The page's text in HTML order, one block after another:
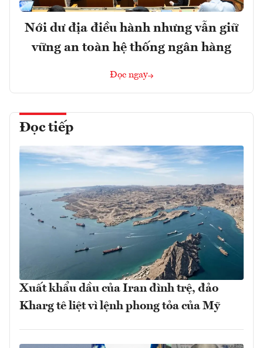
Nới dư địa điều hành nhưng vẫn giữ
vững an toàn hệ thống ngân hàng
Đọc ngay
Đọc tiếp
Xuất khẩu dầu của Iran đình trệ, đảo
Kharg tê liệt vì lệnh phong tỏa của Mỹ